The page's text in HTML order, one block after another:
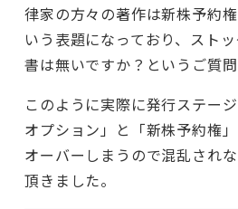
律家の方々の著作は新株予約
いう表題になっており、スト
書は無いですか？というご質問
このように実際に発行ステー
オプション」と「新株予約権
オーバーしまうので混乱され
頂きました。